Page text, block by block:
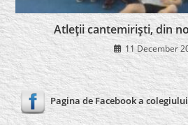
Atleţii cantemirişti, din
11 December
Pagina de Facebook a colegiului